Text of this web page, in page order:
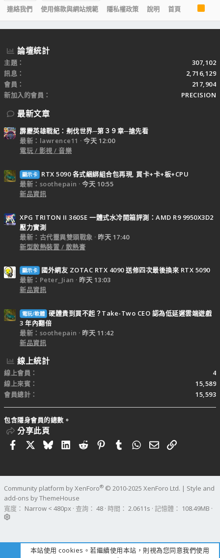
連絡我們
使用條款與網站規範 隱私權政策 說明 首頁
R
S
S
論壇統計
主題
307,102
訊息
2,716,129
會員
217,904
新加入的會員
PRECISION
最新文章
霹靂英雄戰紀：刜伐世界─第３９章─搶先看
最新：lawrence11
今天 12:00
電玩 / 影視 / 音樂
顯示卡
RTX 5090 各式綑綁組合包再現, 買卡+卡+板+CPU
最新：soothepain
今天 10:55
新品資訊
XPG TRITON II 360SE 一體式水冷開箱評測：AMD R9 9950X3D2
壓力實測
最新：古代靈異雙頭戰象
昨天 17:40
新型散熱裝置 / 散熱膏
顯示卡
國外網友 ZOTAC RTX 4090 送修四次最後換來 RTX 5090
最新：Peter_Jian
昨天 13:03
新品資訊
電玩/軟體 硬體貴到買不起？Take-Two CEO 認為低延遲雲端遊戲
3 年內翻倍
最新：soothepain
昨天 11:42
新品資訊
線上統計
線上會員
4
線上來賓
15,589
會員總計
15,593
包含隱身會員的總數。
分享此頁
FacebookBlueskyLinkedIn
RedditPinterestTumblrWhatsApp
電子郵件
連結
Community platform by XenForo® © 2010-2025 XenForo Ltd. | Style and
add-ons by ThemeHouse
寬度
查詢 48 時間 2.0611s 記憶體 108.49MB
本站使用 cookies。若繼續使用本站，則視為您同意我們使用